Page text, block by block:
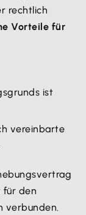
rechtlich
Vorteile für
ist
vereinbarte
für den
verbunden.